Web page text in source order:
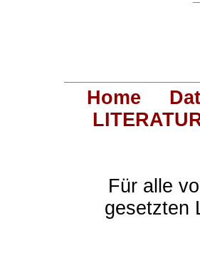
Home
Für alle
gesetzten